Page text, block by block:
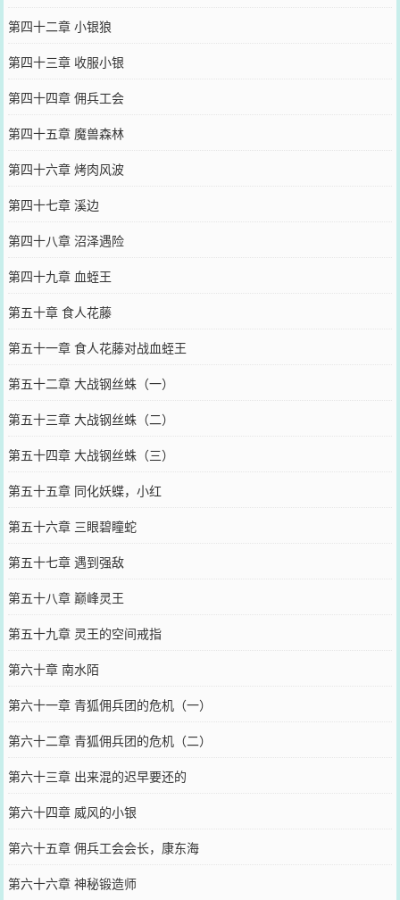
第四十二章 小银狼
第四十三章 收服小银
第四十四章 佣兵工会
第四十五章 魔兽森林
第四十六章 烤肉风波
第四十七章 溪边
第四十八章 沼泽遇险
第四十九章 血蛭王
第五十章 食人花藤
第五十一章 食人花藤对战血蛭王
第五十二章 大战钢丝蛛（一）
第五十三章 大战钢丝蛛（二）
第五十四章 大战钢丝蛛（三）
第五十五章 同化妖蝶，小红
第五十六章 三眼碧瞳蛇
第五十七章 遇到强敌
第五十八章 巅峰灵王
第五十九章 灵王的空间戒指
第六十章 南水陌
第六十一章 青狐佣兵团的危机（一）
第六十二章 青狐佣兵团的危机（二）
第六十三章 出来混的迟早要还的
第六十四章 威风的小银
第六十五章 佣兵工会会长，康东海
第六十六章 神秘锻造师